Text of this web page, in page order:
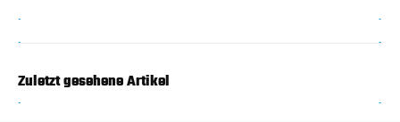
Zuletzt gesehene Artikel